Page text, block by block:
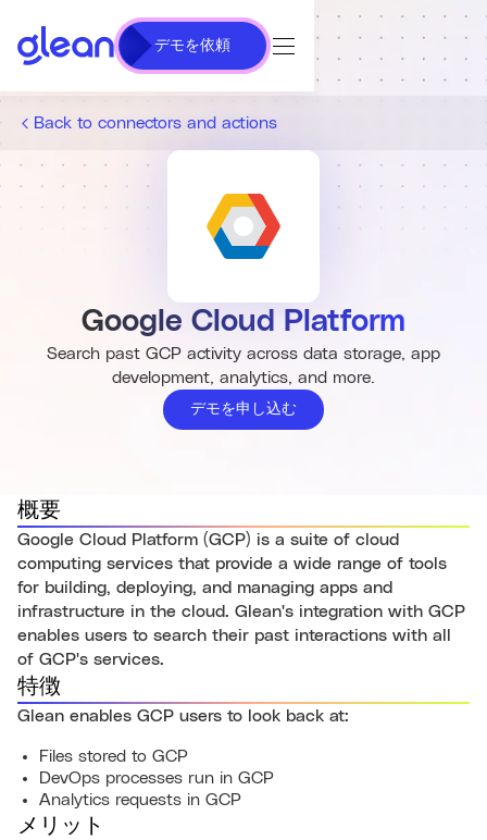
デモを依頼
Back to connectors and actions
Google Cloud Platform
Search past GCP activity across data storage, app
development, analytics, and more.
デモを申し込む
概要
Google Cloud Platform (GCP) is a suite of cloud
computing services that provide a wide range of tools
for building, deploying, and managing apps and
infrastructure in the cloud. Glean's integration with GCP
enables users to search their past interactions with all
of GCP's services.
特徴
Glean enables GCP users to look back at:
Files stored to GCP
DevOps processes run in GCP
Analytics requests in GCP
メリット